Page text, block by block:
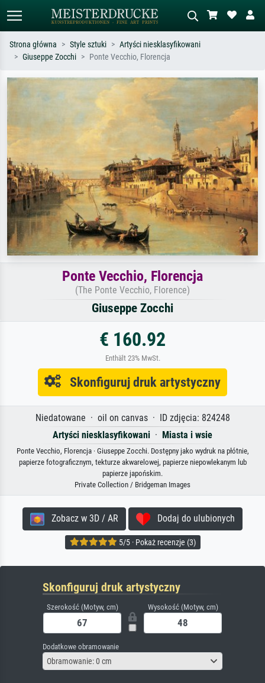
Szukaj wg artysty, tytułu lub stylu – np.
Monet, Gwiaździsta noc,
impresjonizm, fala Hokusaia, akt.
Opisz scenę – np. zielona łąka,
abstrakcja z czerwienią, ciemny olej,
stojący akt obok drzewa.
Strona główna Style sztuki
Artyści niesklasyfikowani
Giuseppe Zocchi
Ponte Vecchio, Florencja
Ponte Vecchio, Florencja
(The Ponte Vecchio, Florence)
Giuseppe Zocchi
€ 160.92
Enthält 23% MwSt.
Skonfiguruj druk artystyczny
Niedatowane · oil on canvas · ID zdjęcia: 824248
Artyści niesklasyfikowani · Miasta i wsie
Ponte Vecchio, Florencja · Giuseppe Zocchi. Dostępny jako wydruk na płótnie,
papierze fotograficznym, tekturze akwarelowej, papierze niepowlekanym lub
papierze japońskim.
Private Collection / Bridgeman Images
Zobacz w 3D / AR Dodaj do ulubionych
5/5 · Pokaż recenzje (3)
Skonfiguruj druk artystyczny
Szerokość (Motyw, cm) Wysokość (Motyw, cm)
Dodatkowe obramowanie
Obramowanie: 0 cm